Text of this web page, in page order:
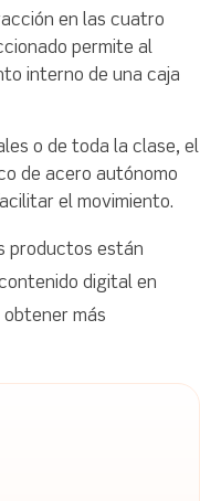
en las cuatro
permite al
interno de una caja
o de toda la clase, el
de acero autónomo
el movimiento.
productos están
digital en
obtener más